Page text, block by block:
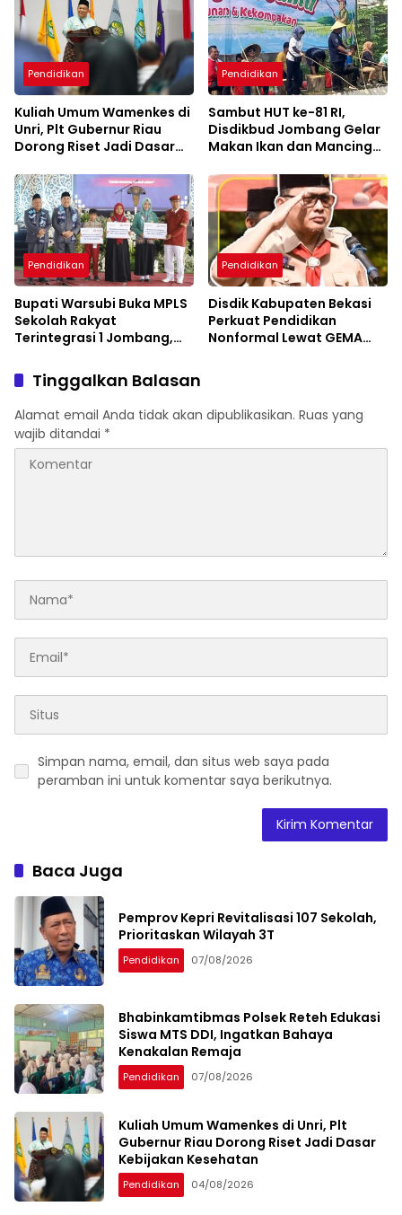
Pendidikan
Kuliah Umum Wamenkes di
Unri, Plt Gubernur Riau
Dorong Riset Jadi Dasar
Pendidikan
Sambut HUT ke-81 RI,
Disdikbud Jombang Gelar
Makan Ikan dan Mancing
Pendidikan
Bupati Warsubi Buka MPLS
Sekolah Rakyat
Terintegrasi 1 Jombang,
Pendidikan
Disdik Kabupaten Bekasi
Perkuat Pendidikan
Nonformal Lewat GEMA
Tinggalkan Balasan
Alamat email Anda tidak akan dipublikasikan. Ruas yang
wajib ditandai *
Simpan nama, email, dan situs web saya pada
peramban ini untuk komentar saya berikutnya.
Baca Juga
Pemprov Kepri Revitalisasi 107 Sekolah,
Prioritaskan Wilayah 3T
Pendidikan 07/08/2026
Bhabinkamtibmas Polsek Reteh Edukasi
Siswa MTS DDI, Ingatkan Bahaya
Kenakalan Remaja
Pendidikan 07/08/2026
Kuliah Umum Wamenkes di Unri, Plt
Gubernur Riau Dorong Riset Jadi Dasar
Kebijakan Kesehatan
Pendidikan 04/08/2026